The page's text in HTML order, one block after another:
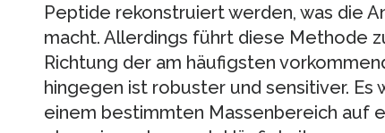
Peptide rekonstruiert werden, was die
macht. Allerdings führt diese Methode
Richtung der am häufigsten
hingegen ist robuster und sensitiver. Es
einem bestimmten Massenbereich auf